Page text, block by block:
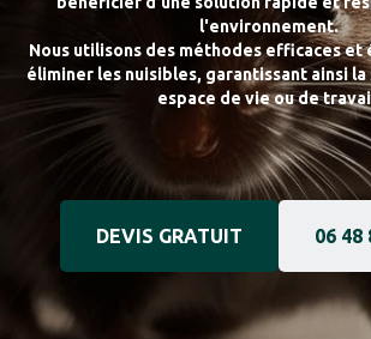
l'environnement.
Nous utilisons des méthodes efficaces et
éliminer les nuisibles, garantissant ainsi
espace de vie ou de
DEVIS GRATUIT 06 48